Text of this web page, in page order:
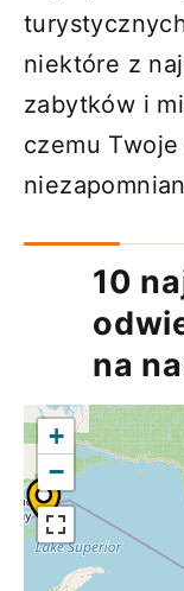
niektóre z
zabytków i
czemu
10
na
+
−